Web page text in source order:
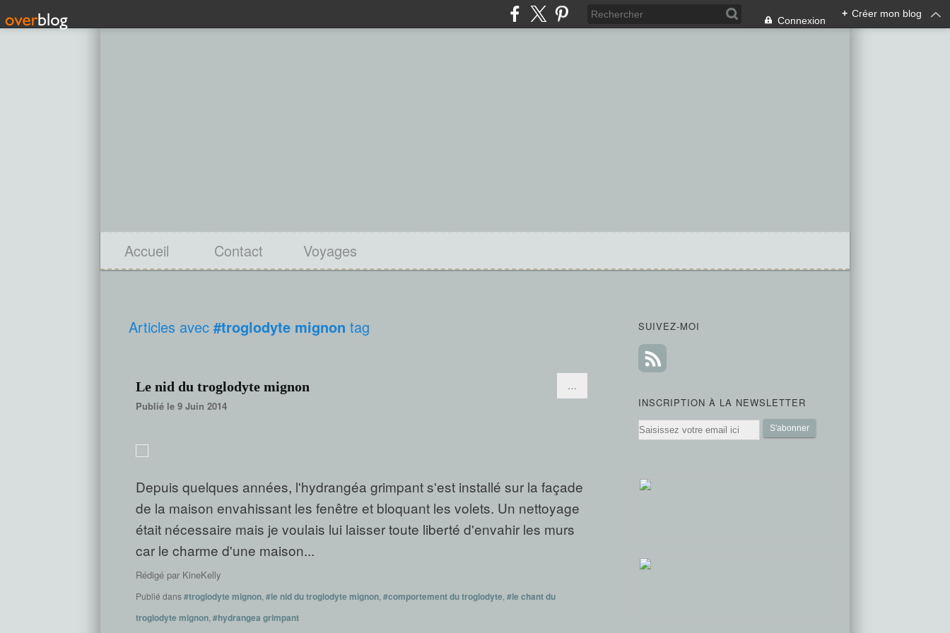
Connexion
+ Créer mon blog
Accueil Contact Voyages
Articles avec #troglodyte mignon tag
…
Le nid du troglodyte mignon
Publié le 9 Juin 2014
Depuis quelques années, l'hydrangéa grimpant s'est installé sur la façade
de la maison envahissant les fenêtre et bloquant les volets. Un nettoyage
était nécessaire mais je voulais lui laisser toute liberté d'envahir les murs
car le charme d'une maison...
Rédigé par KineKelly
Publié dans#troglodyte mignon #le nid du troglodyte mignon #comportement du troglodyte #le chant du
troglodyte mignon #hydrangea grimpant
SUIVEZ-MOI
INSCRIPTION À LA NEWSLETTER
Email